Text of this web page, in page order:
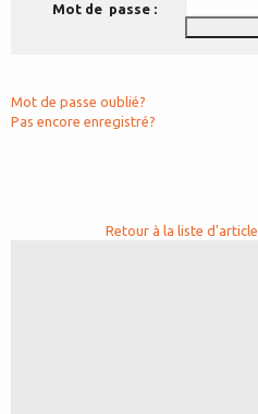
Mot de passe :
Mot de passe oublié?
Pas encore enregistré?
Retour à la liste d'article